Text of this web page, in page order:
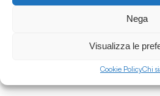
Nega
Visualizza le
Cookie PolicyChi
Area Contaminata #232
Synth-pop/Techno